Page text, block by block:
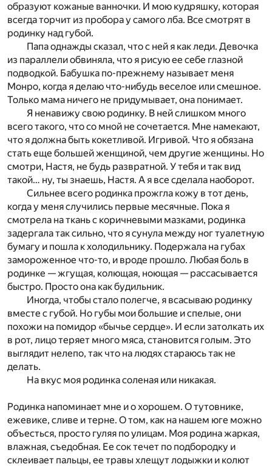
образуют кожаные ванночки. И мою кудряшку, которая
всегда торчит из пробора у самого лба. Все смотрят в
родинку над губой.
Папа однажды сказал, что с ней я как леди. Девочка
из параллели обвиняла, что я рисую ее себе глазной
подводкой. Бабушка по-прежнему называет меня
Монро, когда я делаю что-нибудь веселое или смешное.
Только мама ничего не придумывает, она понимает.
Я ненавижу свою родинку. В ней слишком много
всего такого, что со мной не сочетается. Мне намекают,
что я должна быть кокетливой. Игривой. Что я обязана
стать еще большей женщиной, чем другие женщины. Но
смотри, Настя, не будь развратной. У тебя и так вид
такой… ну, ты знаешь, Настя. А я все сделала наоборот.
Сильнее всего родинка прожгла кожу в тот день,
когда у меня случились первые месячные. Пока я
смотрела на ткань с коричневыми мазками, родинка
задергала так сильно, что я сунула между ног туалетную
бумагу и пошла к холодильнику. Подержала на губах
замороженное что-то, и вроде прошло. Любая боль в
родинке — жгущая, колющая, ноющая — рассасывается
быстро. Просто она как будильник.
Иногда, чтобы стало полегче, я всасываю родинку
вместе с губой. Но губы мои большие и спелые, они
похожи на помидор «бычье сердце». И если затолкать их
в рот, лицо теряет много мяса, становится голым. Это
выглядит нелепо, так что на людях стараюсь так не
делать.
На вкус моя родинка соленая или никакая.
Родинка напоминает мне и о хорошем. О тутовнике,
ежевике, сливе и терне. О том, как на нашем юге можно
объесться, просто гуляя по улицам. Моя родина жаркая,
влажная, съедобная. Ее сок течет по подбородку и
склеивает пальцы, ее травы хлещут лодыжки и колют